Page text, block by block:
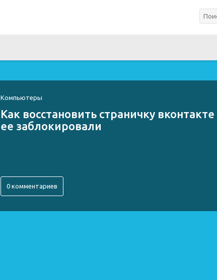
Компьютеры
Как восстановить страничку вконтакте
ее заблокировали
0 комментариев